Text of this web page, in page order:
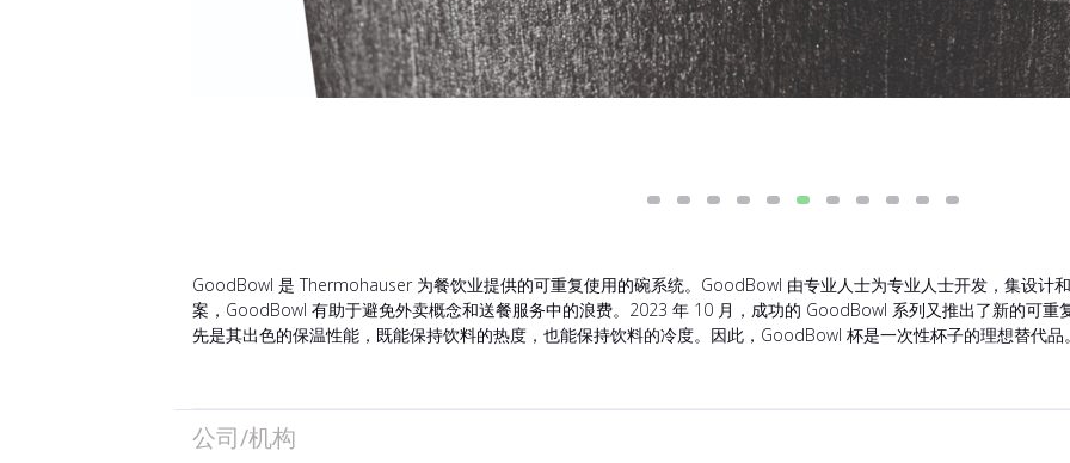
GoodBowl 是 Thermohauser 为餐饮业提供的可重复使用的碗系统。GoodBowl 由专业人士为专业人士开发，集设计
案，GoodBowl 有助于避免外卖概念和送餐服务中的浪费。2023 年 10 月，成功的 GoodBowl 系列又推出了新的可重
先是其出色的保温性能，既能保持饮料的热度，也能保持饮料的冷度。因此，GoodBowl 杯是一次性杯子的理想替代品
公司/机构